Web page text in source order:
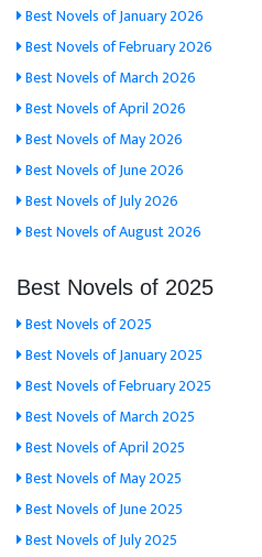
Best Novels of January 2026
Best Novels of February 2026
Best Novels of March 2026
Best Novels of April 2026
Best Novels of May 2026
Best Novels of June 2026
Best Novels of July 2026
Best Novels of August 2026
Best Novels of 2025
Best Novels of 2025
Best Novels of January 2025
Best Novels of February 2025
Best Novels of March 2025
Best Novels of April 2025
Best Novels of May 2025
Best Novels of June 2025
Best Novels of July 2025